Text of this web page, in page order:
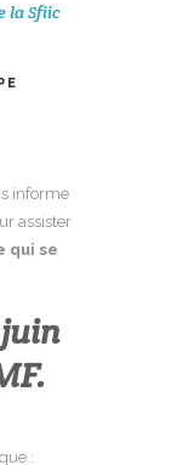
la Sfiic
informe
assister
qui se
: